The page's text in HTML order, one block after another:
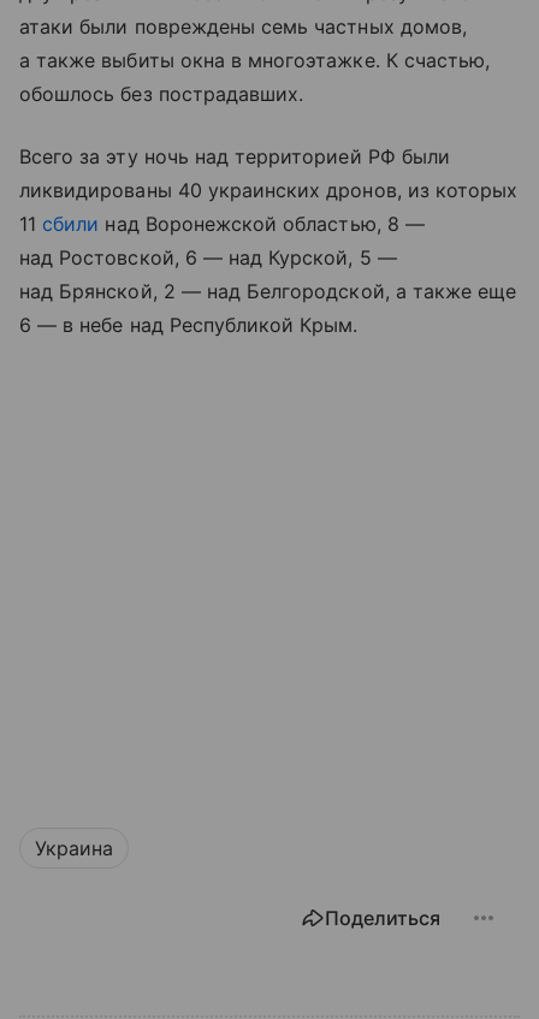
атаки были повреждены семь частных домов,
а также выбиты окна в многоэтажке. К счастью,
обошлось без пострадавших.
Всего за эту ночь над территорией РФ были
ликвидированы 40 украинских дронов, из которых
11 сбили над Воронежской областью, 8 —
над Ростовской, 6 — над Курской, 5 —
над Брянской, 2 — над Белгородской, а также еще
6 — в небе над Республикой Крым.
Украина
Поделиться